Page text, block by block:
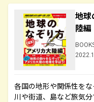
地
陸編
各国の地形や関係性をな
川や街道、島など旅気